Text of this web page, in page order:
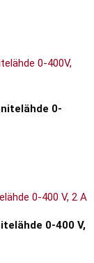
0-
0-400 V,